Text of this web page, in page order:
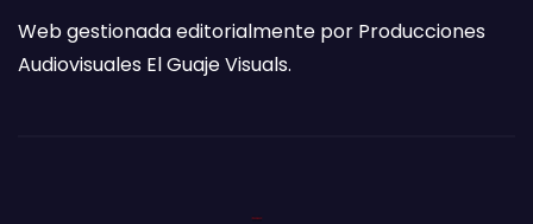
Web gestionada editorialmente por Producciones
Audiovisuales El Guaje Visuals.